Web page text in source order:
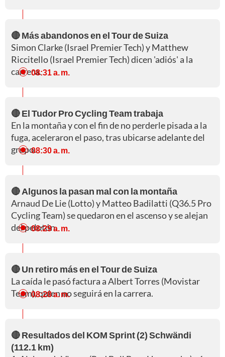
🔴 Más abandonos en el Tour de Suiza
Simon Clarke (Israel Premier Tech) y Matthew
Riccitello (Israel Premier Tech) dicen 'adiós' a la
carrera.08:31 a. m.
🔴 El Tudor Pro Cycling Team trabaja
En la montaña y con el fin de no perderle pisada a la
fuga, aceleraron el paso, tras ubicarse adelante del
grupo.08:30 a. m.
🔴 Algunos la pasan mal con la montaña
Arnaud De Lie (Lotto) y Matteo Badilatti (Q36.5 Pro
Cycling Team) se quedaron en el ascenso y se alejan
del pelotón.
08:29 a. m.
🔴 Un retiro más en el Tour de Suiza
La caída le pasó factura a Albert Torres (Movistar
Team), quien no seguirá en la carrera.
08:28 a. m.
🔴 Resultados del KOM Sprint (2) Schwändi
(112.1 km)